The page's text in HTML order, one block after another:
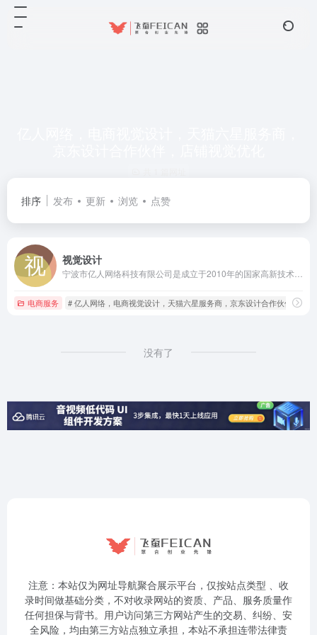
排序 发布 更新 浏览 点赞
视觉设计
电商服务 # 亿人网络，电商视觉设计，天猫六星服务商，京东设计合作伙伴，店
没有了
注意：本站仅为网址导航聚合展示平台，仅按站点类型 、收
录时间做基础分类，不对收录网站的资质、产品、服务质量作
任何担保与背书。用户访问第三方网站产生的交易、纠纷、安
全风险，均由第三方站点独立承担，本站不承担连带法律责